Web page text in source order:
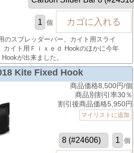
個
スプレッダーバー、カイト用スライ
カイト用Ｆｉｘｅｄ Hookのほかに今年
が出来ました。
Kite Fixed Hook
商品価格8,500円/個
商品別割引率30％
割引後商品価格5,950円
マイリストに追加
個